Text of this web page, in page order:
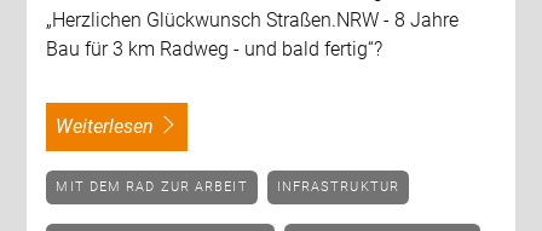
„Herzlichen Glückwunsch Straßen.NRW - 8 Jahre
Bau für 3 km Radweg - und bald fertig“?
weiterlesen
MIT DEM RAD ZUR ARBEIT INFRASTRUKTUR